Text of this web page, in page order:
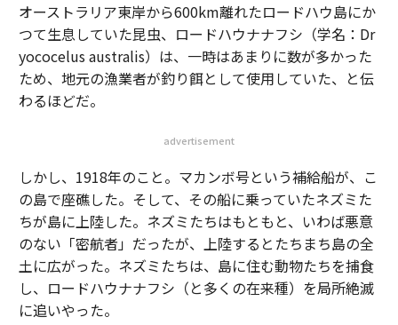
オーストラリア東岸から600km離れたロードハウ島にか
つて生息していた昆虫、ロードハウナナフシ（学名：Dr
yococelus australis）は、一時はあまりに数が多かった
ため、地元の漁業者が釣り餌として使用していた、と伝
わるほどだ。
advertisement
しかし、1918年のこと。マカンボ号という補給船が、こ
の島で座礁した。そして、その船に乗っていたネズミた
ちが島に上陸した。ネズミたちはもともと、いわば悪意
のない「密航者」だったが、上陸するとたちまち島の全
土に広がった。ネズミたちは、島に住む動物たちを捕食
し、ロードハウナナフシ（と多くの在来種）を局所絶滅
に追いやった。